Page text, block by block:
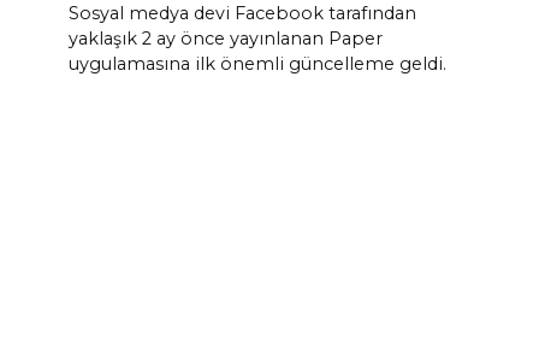
Sosyal medya devi Facebook tarafından
yaklaşık 2 ay önce yayınlanan Paper
uygulamasına ilk önemli güncelleme geldi.